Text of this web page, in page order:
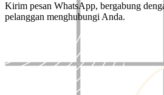
Kirim pesan WhatsApp, bergabung
pelanggan menghubungi Anda.